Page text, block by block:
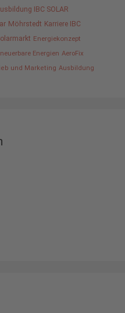
IBC SOLAR
Möhrstedt Karriere IBC
Energiekonzept
Energien AeroFix
und Marketing Ausbildung